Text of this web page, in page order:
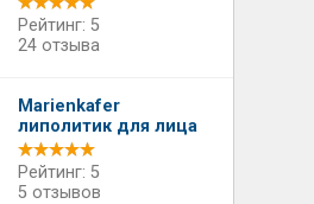
Рейтинг: 5
24 отзыва
Marienkafer
липолитик для лица
Рейтинг: 5
5 отзывов